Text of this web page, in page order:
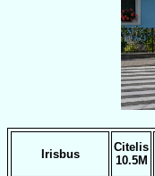
Irisbus
Citelis
10.5M